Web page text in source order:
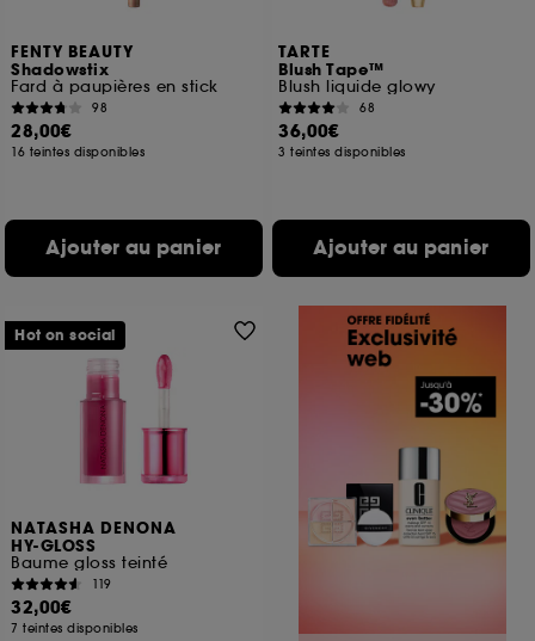
FENTY BEAUTY
Shadowstix
Fard à paupières en stick
98
28,00€
16 teintes disponibles
Ajouter au panier
TARTE
Blush Tape™
Blush liquide glowy
68
36,00€
3 teintes disponibles
Ajouter au panier
NATASHA DENONA
HY-GLOSS
Baume gloss teinté
119
32,00€
7 teintes disponibles
Hot on social